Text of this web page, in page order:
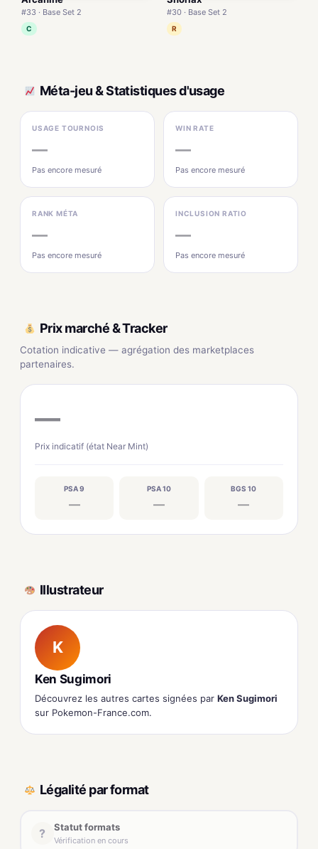
#33 · Base Set 2
C
#30 · Base Set 2
R
Méta-jeu & Statistiques d'usage
USAGE TOURNOIS
—
Pas encore mesuré
WIN RATE
—
Pas encore mesuré
RANK MÉTA
—
Pas encore mesuré
INCLUSION RATIO
—
Pas encore mesuré
Prix marché & Tracker
Cotation indicative — agrégation des marketplaces
partenaires.
—
Prix indicatif (état Near Mint)
PSA 9
—
PSA 10
—
BGS 10
—
Illustrateur
K
Ken Sugimori
Découvrez les autres cartes signées par Ken Sugimori
sur Pokemon-France.com.
Légalité par format
? Statut formats
Vérification en cours